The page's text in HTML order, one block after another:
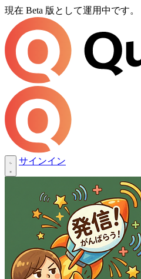
現在 Beta 版として運用中です。
サインイン